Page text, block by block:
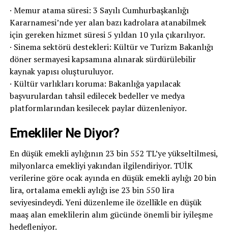
· Memur atama süresi: 3 Sayılı Cumhurbaşkanlığı
Kararnamesi’nde yer alan bazı kadrolara atanabilmek
için gereken hizmet süresi 5 yıldan 10 yıla çıkarılıyor.
· Sinema sektörü destekleri: Kültür ve Turizm Bakanlığı
döner sermayesi kapsamına alınarak sürdürülebilir
kaynak yapısı oluşturuluyor.
· Kültür varlıkları koruma: Bakanlığa yapılacak
başvurulardan tahsil edilecek bedeller ve medya
platformlarından kesilecek paylar düzenleniyor.
Emekliler Ne Diyor?
En düşük emekli aylığının 23 bin 552 TL’ye yükseltilmesi,
milyonlarca emekliyi yakından ilgilendiriyor. TÜİK
verilerine göre ocak ayında en düşük emekli aylığı 20 bin
lira, ortalama emekli aylığı ise 23 bin 550 lira
seviyesindeydi. Yeni düzenleme ile özellikle en düşük
maaş alan emeklilerin alım gücünde önemli bir iyileşme
hedefleniyor.